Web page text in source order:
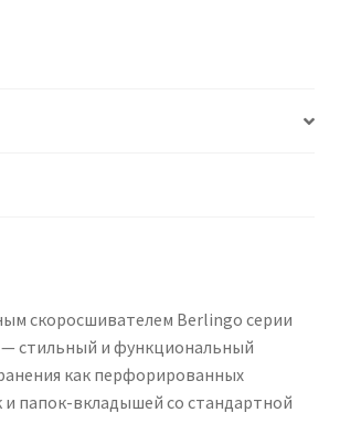
скоросшивателем Berlingo серии
стильный и функциональный
как перфорированных
и папок-вкладышей со стандартной